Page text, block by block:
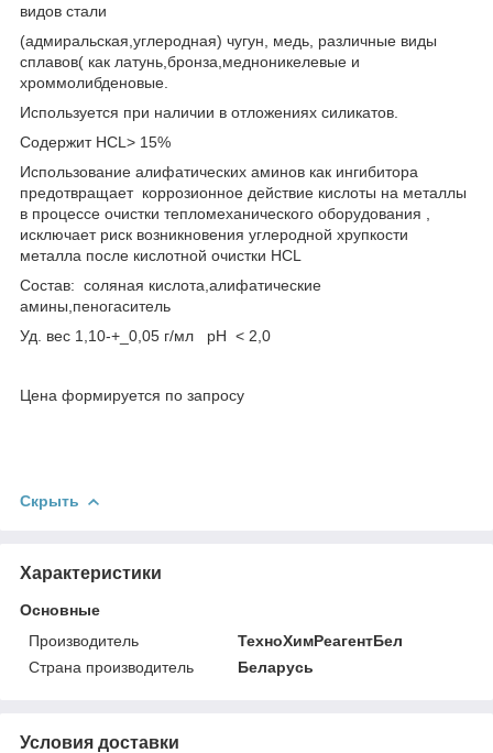
видов стали
(адмиральская,углеродная) чугун, медь, различные виды
сплавов( как латунь,бронза,медноникелевые и
хроммолибденовые.
Используется при наличии в отложениях силикатов.
Содержит HCL> 15%
Использование алифатических аминов как ингибитора
предотвращает коррозионное действие кислоты на металлы
в процессе очистки тепломеханического оборудования ,
исключает риск возникновения углеродной хрупкости
металла после кислотной очистки HCL
Состав: cоляная кислота,алифатические
амины,пеногаситель
Уд. вес 1,10-+_0,05 г/мл рН < 2,0
Цена формируется по запросу
Скрыть
Характеристики
Основные
Производитель
ТехноХимРеагентБел
Страна производитель
Беларусь
Условия доставки